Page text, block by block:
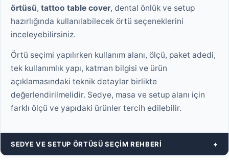
örtüsü, tattoo table cover, dental önlük ve setup
hazırlığında kullanılabilecek örtü seçeneklerini
inceleyebilirsiniz.
Örtü seçimi yapılırken kullanım alanı, ölçü, paket adedi,
tek kullanımlık yapı, katman bilgisi ve ürün
açıklamasındaki teknik detaylar birlikte
değerlendirilmelidir. Sedye, masa ve setup alanı için
farklı ölçü ve yapıdaki ürünler tercih edilebilir.
SEDYE VE SETUP ÖRTÜSÜ SEÇIM REHBERI